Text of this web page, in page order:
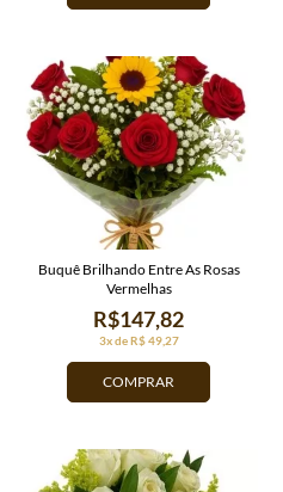
COMPRAR
3x de R$ 49,27
R$147,82
Buquê Brilhando Entre As Rosas
Vermelhas